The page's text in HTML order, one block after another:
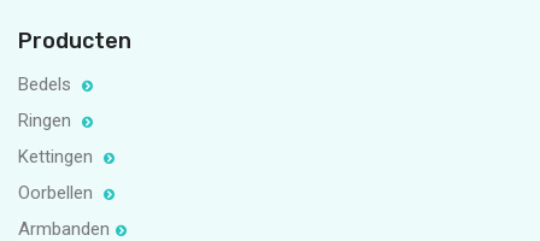
Producten
Bedels
Ringen
Kettingen
Oorbellen
Armbanden